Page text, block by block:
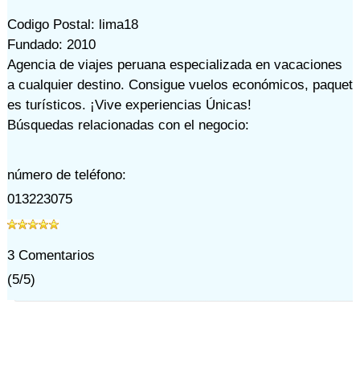
Codigo Postal: lima18
Fundado: 2010
Agencia de viajes peruana especializada en vacaciones
a cualquier destino. Consigue vuelos económicos, paquet
es turísticos. ¡Vive experiencias Únicas!
Búsquedas relacionadas con el negocio:
número de teléfono:
013223075
3Comentarios
(5/5)